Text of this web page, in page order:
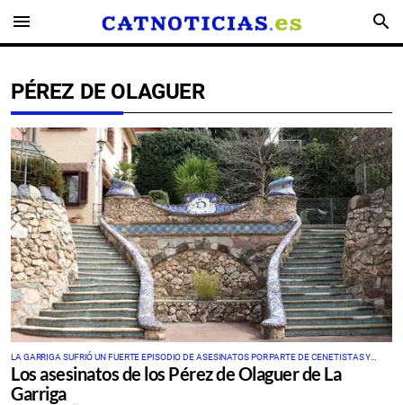
menu search
PÉREZ DE OLAGUER
LA GARRIGA SUFRIÓ UN FUERTE EPISODIO DE ASESINATOS POR PARTE DE CENETISTAS Y
RADICALES DE EXTREMA IZQUIERDA
Los asesinatos de los Pérez de Olaguer de La
Garriga